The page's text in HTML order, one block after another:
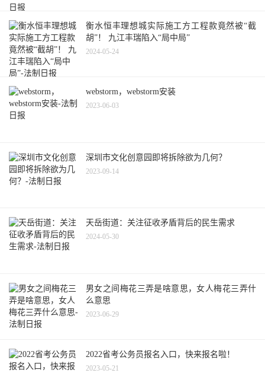
衡水恒丰理想城实际施工方工程款竟然被“截
胡”！ 九江丰瑞陷入“局中局”
2024-05-24
webstorm，webstorm安装
2023-06-03
深圳市文化创意园即将拆除欲为几何？
2023-09-14
天岳街道：关注征收矛盾背后的民生需求
2024-05-30
男女之间梅花三弄是啥意思，女人梅花三弄什
么意思
2023-06-29
2022省考公务员报名入口，快来报名啦！
2023-05-21